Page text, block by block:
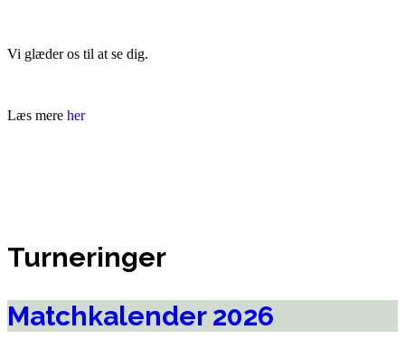
Vi glæder os til at se dig.
Læs mere her
Turneringer
Matchkalender 2026